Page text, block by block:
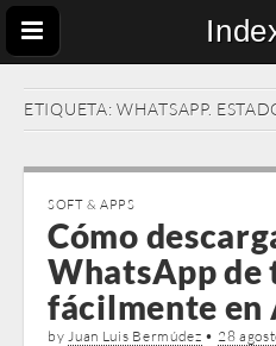
ETIQUETA: WHATSAPP.
SOFT & APPS
Cómo
WhatsApp de
fácilmente en
byJuan Luis Bermúdez • 28